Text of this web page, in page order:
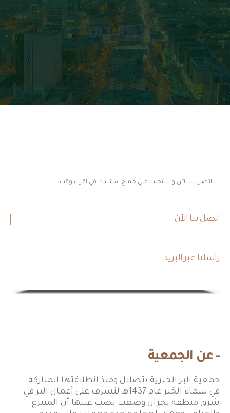
اتصل بنا الآن و سنجيب علي جميع اسئلتك في اقرب وقت
اتصل بنا الآن
راسلنا عبر البريد
- عن الجمعية
جمعية البر الخيرية بتصلال ومنذ انطلاقتها المباركة
في سماء الخير عام 1437هـ لتشرف على أعمال البر في
شرق منطقة نجران وضعت نصب عينها أن المتبرع